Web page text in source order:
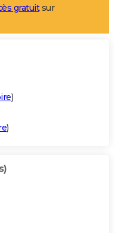
gratuitsur
)
)